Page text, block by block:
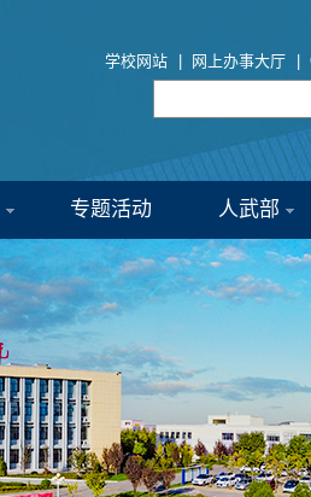
学校网站 网上办事大厅
专题活动 人武部